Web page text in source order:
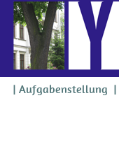
Aufgabenstellung